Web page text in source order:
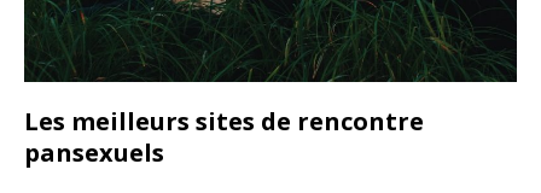
Les meilleurs sites de rencontre
pansexuels